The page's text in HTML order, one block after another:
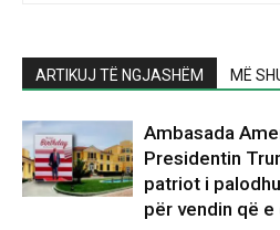
ARTIKUJ TË NGJASHËM MË
Ambasada
Presidentin
patriot i
për vendin që